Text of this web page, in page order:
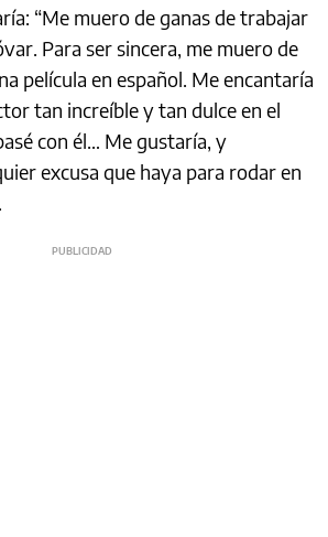
“Me muero de ganas de trabajar
Para ser sincera, me muero de
película en español. Me encantaría
tan increíble y tan dulce en el
con él… Me gustaría, y
excusa que haya para rodar en